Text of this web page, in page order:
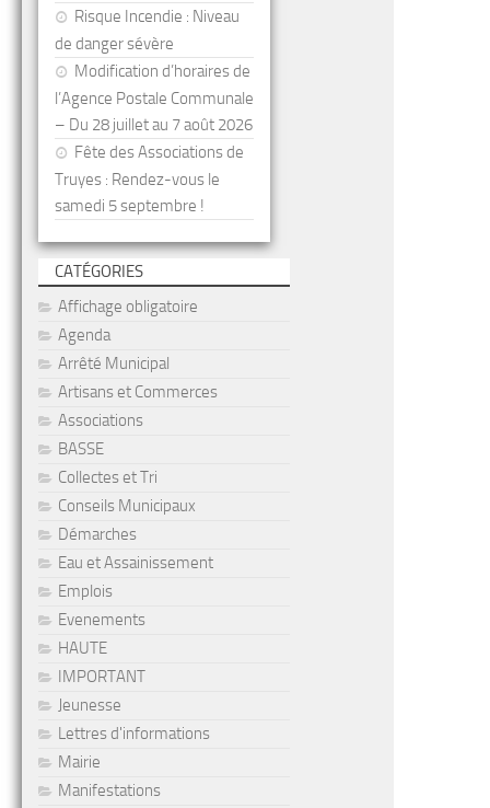
Risque Incendie : Niveau
de danger sévère
Modification d’horaires de
l’Agence Postale Communale
– Du 28 juillet au 7 août 2026
Fête des Associations de
Truyes : Rendez-vous le
samedi 5 septembre !
CATÉGORIES
Affichage obligatoire
Agenda
Arrêté Municipal
Artisans et Commerces
Associations
BASSE
Collectes et Tri
Conseils Municipaux
Démarches
Eau et Assainissement
Emplois
Evenements
HAUTE
IMPORTANT
Jeunesse
Lettres d'informations
Mairie
Manifestations